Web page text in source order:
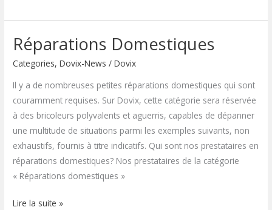
Réparations Domestiques
Categories,Dovix-News /Dovix
Il y a de nombreuses petites réparations domestiques qui sont
couramment requises. Sur Dovix, cette catégorie sera réservée
à des bricoleurs polyvalents et aguerris, capables de dépanner
une multitude de situations parmi les exemples suivants, non
exhaustifs, fournis à titre indicatifs. Qui sont nos prestataires en
réparations domestiques? Nos prestataires de la catégorie
« Réparations domestiques »
Réparations
Domestiques
Lire la suite »